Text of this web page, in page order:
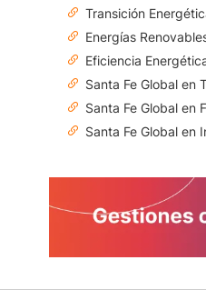
Transición
Energías
Eficiencia
Santa Fe Global en
Santa Fe Global en
Santa Fe Global en